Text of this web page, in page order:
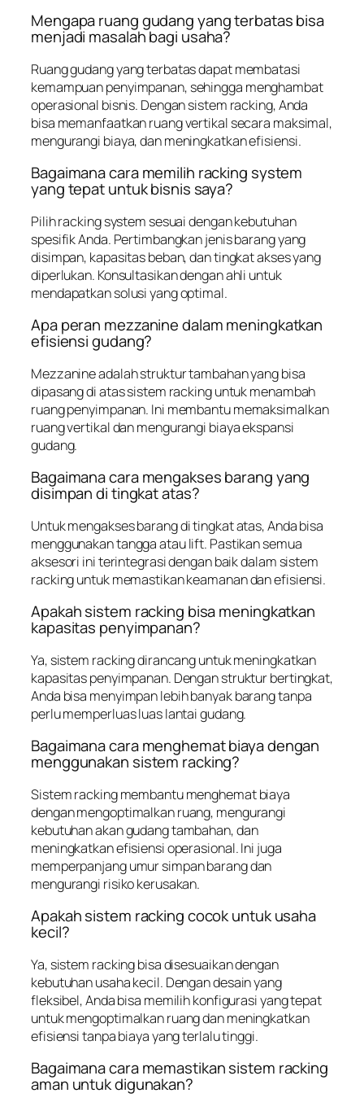
Mengapa ruang gudang yang terbatas bisa
menjadi masalah bagi usaha?
Ruang gudang yang terbatas dapat membatasi
kemampuan penyimpanan, sehingga menghambat
operasional bisnis. Dengan sistem racking, Anda
bisa memanfaatkan ruang vertikal secara maksimal,
mengurangi biaya, dan meningkatkan efisiensi.
Bagaimana cara memilih racking system
yang tepat untuk bisnis saya?
Pilih racking system sesuai dengan kebutuhan
spesifik Anda. Pertimbangkan jenis barang yang
disimpan, kapasitas beban, dan tingkat akses yang
diperlukan. Konsultasikan dengan ahli untuk
mendapatkan solusi yang optimal.
Apa peran mezzanine dalam meningkatkan
efisiensi gudang?
Mezzanine adalah struktur tambahan yang bisa
dipasang di atas sistem racking untuk menambah
ruang penyimpanan. Ini membantu memaksimalkan
ruang vertikal dan mengurangi biaya ekspansi
gudang.
Bagaimana cara mengakses barang yang
disimpan di tingkat atas?
Untuk mengakses barang di tingkat atas, Anda bisa
menggunakan tangga atau lift. Pastikan semua
aksesori ini terintegrasi dengan baik dalam sistem
racking untuk memastikan keamanan dan efisiensi.
Apakah sistem racking bisa meningkatkan
kapasitas penyimpanan?
Ya, sistem racking dirancang untuk meningkatkan
kapasitas penyimpanan. Dengan struktur bertingkat,
Anda bisa menyimpan lebih banyak barang tanpa
perlu memperluas luas lantai gudang.
Bagaimana cara menghemat biaya dengan
menggunakan sistem racking?
Sistem racking membantu menghemat biaya
dengan mengoptimalkan ruang, mengurangi
kebutuhan akan gudang tambahan, dan
meningkatkan efisiensi operasional. Ini juga
memperpanjang umur simpan barang dan
mengurangi risiko kerusakan.
Apakah sistem racking cocok untuk usaha
kecil?
Ya, sistem racking bisa disesuaikan dengan
kebutuhan usaha kecil. Dengan desain yang
fleksibel, Anda bisa memilih konfigurasi yang tepat
untuk mengoptimalkan ruang dan meningkatkan
efisiensi tanpa biaya yang terlalu tinggi.
Bagaimana cara memastikan sistem racking
aman untuk digunakan?